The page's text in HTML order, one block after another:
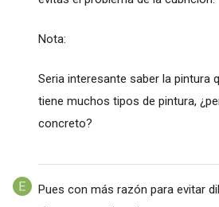
Nota:
Seria interesante saber la pintura
tiene muchos tipos de pintura,
concreto?
Pues con más razón para evitar